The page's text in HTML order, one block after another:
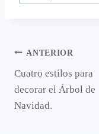
Navegación
de
entradas
ANTERIOR
Cuatro estilos para
decorar el Árbol de
Navidad.